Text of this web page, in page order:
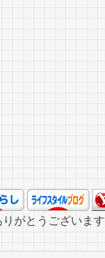
がとうございます